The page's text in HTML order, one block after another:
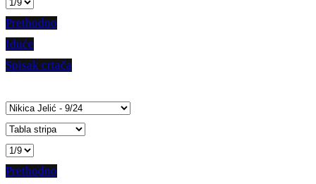
Prethodno
Iduće
Spisak crtača
Prethodno